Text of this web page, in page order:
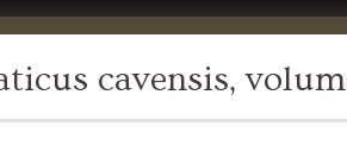
cavensis,